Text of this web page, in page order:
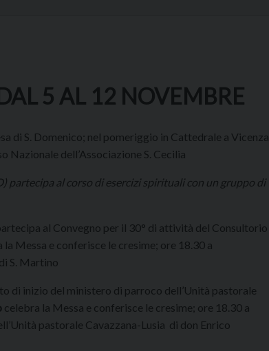
5 AL 12 NOVEMBRE
di S. Domenico; nel pomeriggio in Cattedrale a Vicenza
Nazionale dell’Associazione S. Cecilia
partecipa al corso di esercizi spirituali con un gruppo di
al Convegno per il 30° di attività del Consultorio
la Messa e conferisce le cresime; ore 18.30 a
S. Martino
di inizio del ministero di parroco dell’Unità pastorale
celebra la Messa e conferisce le cresime; ore 18.30 a
pastorale Cavazzana-Lusia di don Enrico